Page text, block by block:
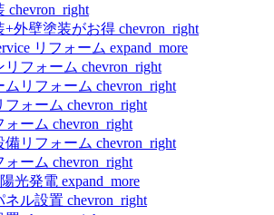
chevron_right
+外壁塗装がお得 chevron_right
リフォーム expand_more
リフォーム chevron_right
ムリフォーム chevron_right
フォーム chevron_right
ォーム chevron_right
備リフォーム chevron_right
ォーム chevron_right
光発電 expand_more
ネル設置 chevron_right